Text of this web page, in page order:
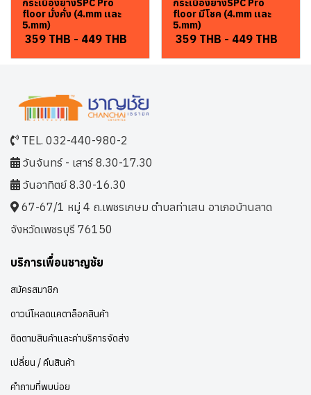
กระเบื้องยางSPC Pro
floor มั่งคั่ง (4.mm เเละ
5.mm)
359 THB - 449 THB
กระเบื้องยางSPC Pro
floor มีโชค (4.mm เเละ
5.mm)
359 THB - 449 THB
TEL. 032-440-980-2
วันจันทร์ - เสาร์ 8.30-17.30
วันอาทิตย์ 8.30-16.30
67-67/1 หมู่ 4 ถ.เพชรเกษม ตำบลท่าเสน อาเภอบ้านลาด
จังหวัดเพชรบุรี 76150
บริการเพื่อนชาญชัย
สมัครสมาชิก
ดาวน์โหลดแคตาล็อกสินค้า
ติดตามสินค้าและค่าบริการจัดส่ง
เปลี่ยน / คืนสินค้า
คำถามที่พบบ่อย